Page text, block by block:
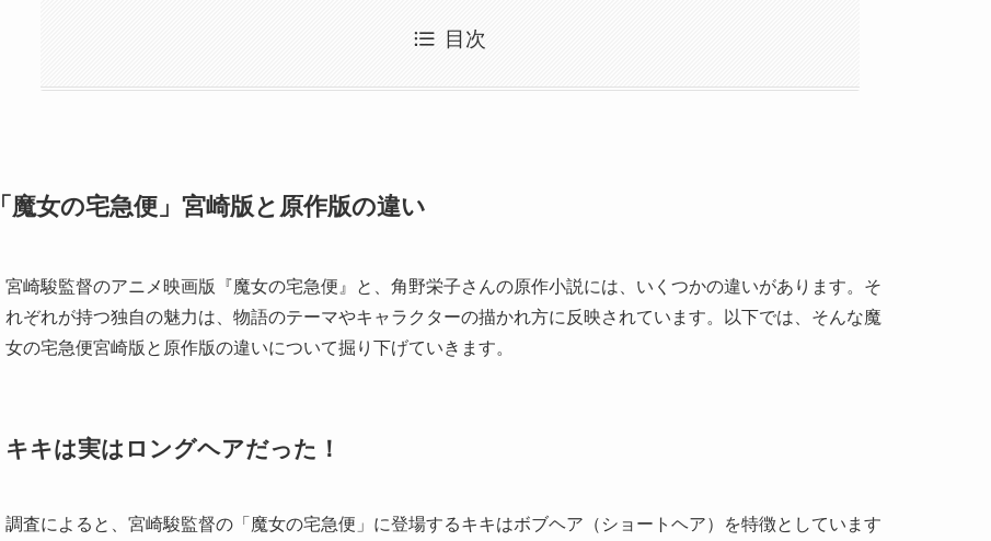
目次
「魔女の宅急便」宮崎版と原作版の違い
宮崎駿監督のアニメ映画版『魔女の宅急便』と、角野栄子さんの原作小説には、いくつかの違いがあります。そ
れぞれが持つ独自の魅力は、物語のテーマやキャラクターの描かれ方に反映されています。以下では、そんな魔
女の宅急便宮崎版と原作版の違いについて掘り下げていきます。
キキは実はロングヘアだった！
調査によると、宮崎駿監督の「魔女の宅急便」に登場するキキはボブヘア（ショートヘア）を特徴としています